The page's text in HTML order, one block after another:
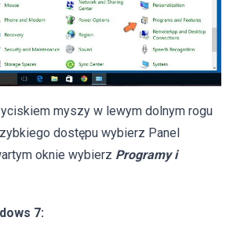
myszy w lewym dolnym rogu
dostępu wybierz Panel
oknie wybierz Programy i
7: